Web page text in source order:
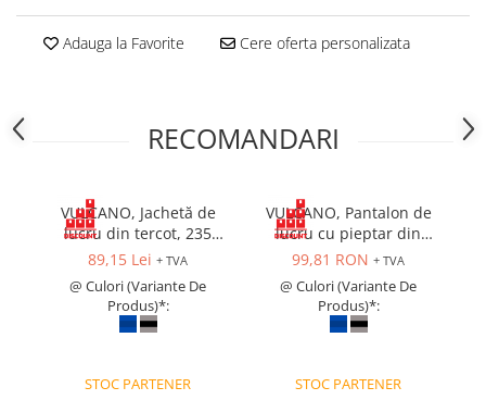
Mânecuțe Ignifuge
Pantaloni Ignifugi
Pantofi
Pantofi de lucru O2
Pantofi de protecție S1
Pantofi de protecție OB
Pantofi de protecție SB
Pantofi de protecție S1P
Pantofi de protecție S3
Adauga la Favorite Cere oferta personalizata
RECOMANDARI
VULCANO, Jachetă de
lucru din tercot, 235
g/mp
89,15 Lei + TVA
@ Culori (Variante De
Produs)*:
STOC PARTENER
VULCANO, Pantalon de
lucru cu pieptar din
tercot, 235 g/mp
99,81 RON + TVA
@ Culori (Variante De
Produs)*:
STOC PARTENER